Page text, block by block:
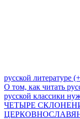
русской
О том, как читать
русской классики
ЧЕТЫРЕ